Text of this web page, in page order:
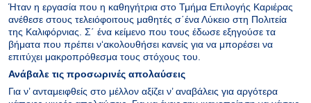
Ήταν η εργασία που η καθηγήτρια στο Τμήμα Επιλογής Καριέρας
ανέθεσε στους τελειόφοιτους μαθητές σ΄ένα Λύκειο στη Πολιτεία
της Καλιφόρνιας. Σ΄ ένα κείμενο που τους έδωσε εξηγούσε τα
βήματα που πρέπει ν‘ακολουθήσει κανείς για να μπορέσει να
επιτύχει μακροπρόθεσμα τους στόχους του.
Ανάβαλε τις προσωρινές απολαύσεις
Για ν’ ανταμειφθείς στο μέλλον αξίζει ν’ αναβάλεις για αργότερα